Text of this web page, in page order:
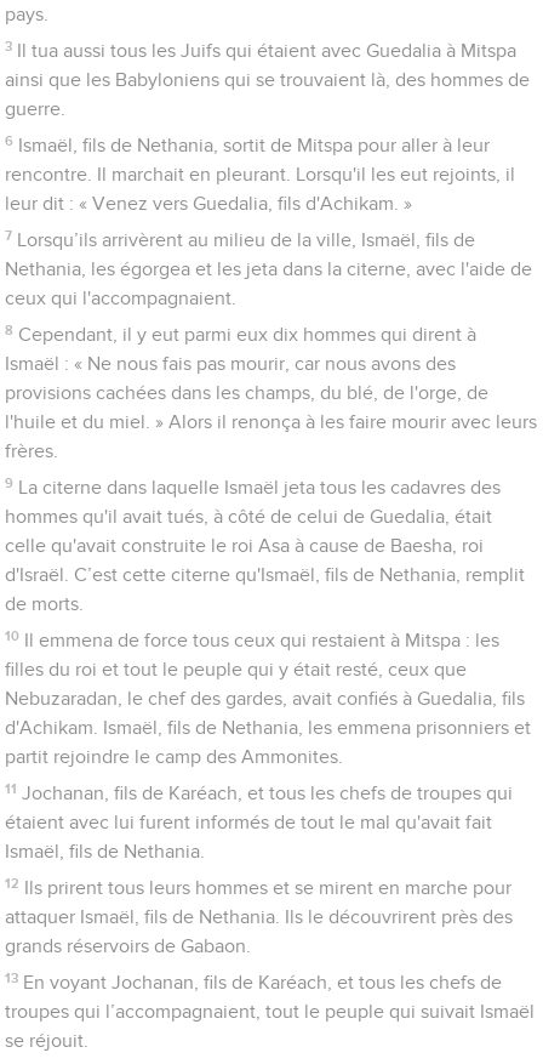
pays.
3
Il tua aussi tous les Juifs qui étaient avec Guedalia à Mitspa
ainsi que les Babyloniens qui se trouvaient là, des hommes de
guerre.
6
Ismaël, fils de Nethania, sortit de Mitspa pour aller à leur
rencontre. Il marchait en pleurant. Lorsqu'il les eut rejoints, il
leur dit : « Venez vers Guedalia, fils d'Achikam. »
7
Lorsqu’ils arrivèrent au milieu de la ville, Ismaël, fils de
Nethania, les égorgea et les jeta dans la citerne, avec l'aide de
ceux qui l'accompagnaient.
8 Cependant, il y eut parmi eux dix hommes qui dirent à
Ismaël : « Ne nous fais pas mourir, car nous avons des
provisions cachées dans les champs, du blé, de l'orge, de
l'huile et du miel. » Alors il renonça à les faire mourir avec leurs
frères.
9
La citerne dans laquelle Ismaël jeta tous les cadavres des
hommes qu'il avait tués, à côté de celui de Guedalia, était
celle qu'avait construite le roi Asa à cause de Baesha, roi
d'Israël. C’est cette citerne qu'Ismaël, fils de Nethania, remplit
de morts.
10
Il emmena de force tous ceux qui restaient à Mitspa : les
filles du roi et tout le peuple qui y était resté, ceux que
Nebuzaradan, le chef des gardes, avait confiés à Guedalia, fils
d'Achikam. Ismaël, fils de Nethania, les emmena prisonniers et
partit rejoindre le camp des Ammonites.
11 Jochanan, fils de Karéach, et tous les chefs de troupes qui
étaient avec lui furent informés de tout le mal qu'avait fait
Ismaël, fils de Nethania.
12
Ils prirent tous leurs hommes et se mirent en marche pour
attaquer Ismaël, fils de Nethania. Ils le découvrirent près des
grands réservoirs de Gabaon.
13 En voyant Jochanan, fils de Karéach, et tous les chefs de
troupes qui l’accompagnaient, tout le peuple qui suivait Ismaël
se réjouit.